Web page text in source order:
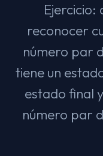
Ejercicio:
reconocer
número par
tiene un
estado final
número par